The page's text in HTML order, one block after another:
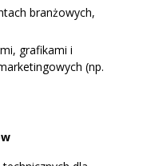
branżowych,
grafikami i
(np.